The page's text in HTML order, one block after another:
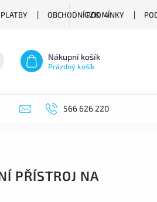
OBCHODNÍ PODMÍNKY
CZK
Nákupní košík
Prázdný košík
566 626 220
PŘÍSTROJ NA